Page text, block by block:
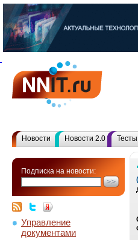
Новости Новости 2.0
Подписка на новости:
Управление
документами